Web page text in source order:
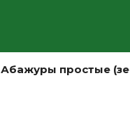
Абажуры простые